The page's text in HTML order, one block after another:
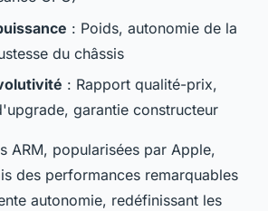
: Poids, autonomie de la
du châssis
: Rapport qualité-prix,
garantie constructeur
ARM, popularisées par Apple,
des performances remarquables
autonomie, redéfinissant les